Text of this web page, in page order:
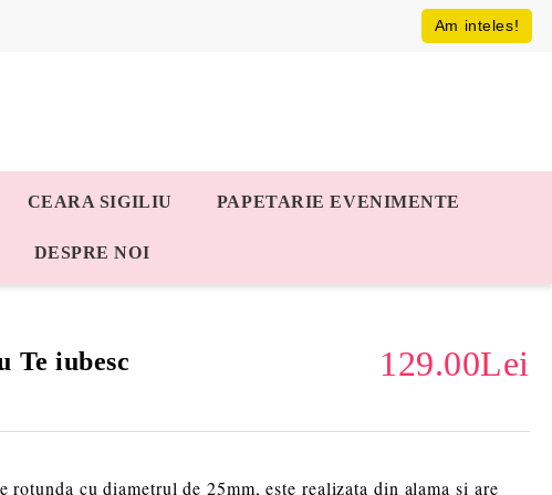
CEARA SIGILIU PAPETARIE EVENIMENTE
DESPRE NOI
Te iubesc 129.00Lei
rotunda cu diametrul de 25mm, este realizata din alama si are
Am inteles!